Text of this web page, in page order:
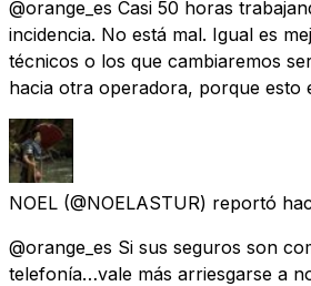
@orange_es Casi 50 horas
incidencia. No está mal. Igual es
técnicos o los que cambiaremos
hacia otra operadora, porque esto
NOEL (@NOELASTUR) reportó
@orange_es Si sus seguros son
telefonía…vale más arriesgarse a